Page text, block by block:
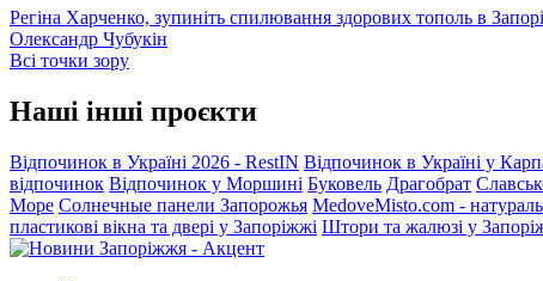
Регіна Харченко, зупиніть спилювання здорових тополь в
Олександр Чубукін
Всі точки зору
Наші інші проєкти
Відпочинок в Україні 2026 - RestIN Відпочинок в Україні у
відпочинок Відпочинок у Моршині Буковель Драгобрат
Море Солнечные панели Запорожья MedoveMisto.com -
пластикові вікна та двері у Запоріжжі Штори та жалюзі у